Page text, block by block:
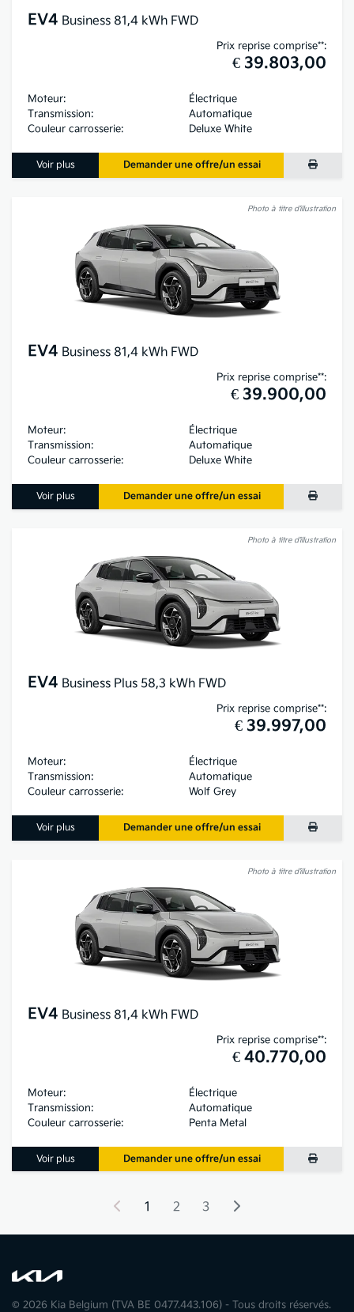
EV4 Business 81,4 kWh FWD
Prix reprise comprise**:
€ 39.803,00
Moteur:
Électrique
Transmission:
Automatique
Couleur carrosserie:
Deluxe White
Voir plus Demander une offre/un essai
Photo à titre d’illustration
EV4 Business 81,4 kWh FWD
Prix reprise comprise**:
€ 39.900,00
Moteur:
Électrique
Transmission:
Automatique
Couleur carrosserie:
Deluxe White
Voir plus Demander une offre/un essai
Photo à titre d’illustration
EV4 Business Plus 58,3 kWh FWD
Prix reprise comprise**:
€ 39.997,00
Moteur:
Électrique
Transmission:
Automatique
Couleur carrosserie:
Wolf Grey
Voir plus Demander une offre/un essai
Photo à titre d’illustration
EV4 Business 81,4 kWh FWD
Prix reprise comprise**:
€ 40.770,00
Moteur:
Électrique
Transmission:
Automatique
Couleur carrosserie:
Penta Metal
Voir plus Demander une offre/un essai
1 2 3
© 2026 Kia Belgium (TVA BE 0477.443.106) - Tous droits réservés.